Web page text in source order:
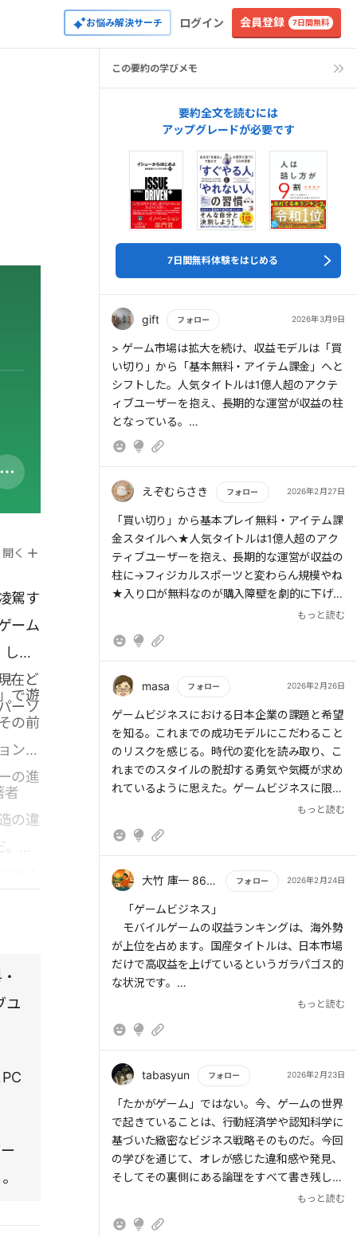
お悩み解決サーチ ログイン 会員登録 7日間無料
開く
駕す
ーム
か
在ど
ーソ
で遊
の前
ン、
の進
者
の違
な
力学
ユ
この要約の学びメモ
要約全文を読むには
アップグレードが必要です
7日間無料体験をはじめる
gift フォロー 2026年3月9日
もっと読む
> ゲーム市場は拡大を続け、収益モデルは「買
い切り」から「基本無料・アイテム課金」へと
シフトした。人気タイトルは1億人超のアクテ
ィブユーザーを抱え、長期的な運営が収益の柱
となっている。
えぞむらさき フォロー 2026年2月27日
もっと読む
「買い切り」から基本プレイ無料・アイテム課
金スタイルへ★人気タイトルは1億人超のアク
ティブユーザーを抱え、長期的な運営が収益の
柱に→フィジカルスポーツと変わらん規模やね
★入り口が無料なのが購入障壁を劇的に下げた
→しかし課金勢は１割程度★開発ツールの進化
ーゲーム」が台頭し、メジャータイトルに匹敵
ったの？！）★昔はゲーム大国だったが、現在
は海外製…★国産タイトルは、日本市場だけで
高収益を上げているというガラパゴス的な状況
★「日本のタイトルが世界でヒットしにくい」
背景には、「巨額の開発費をかけられる体力」
のある企業が少ないこと、国内市場だけでも十
分な収益が見込めるため海外展開への意欲が削
がれがちなこと、そして、言語の壁によってか
る★世界で最も稼いだIPランキングの第1位は
日本の『ポケットモンスター』であり、その累
計収益は約13兆5000億円にも上るという。2
位以下にはハローキティやディズニー作品など
が並ぶが、ゲーム発のIPがこれらをおさえてト
ップに君臨している事実は驚異的★他にもセガ
の『ソニック・ザ・ヘッジホッグ』やバンダイ
ナムコの『パックマン』など、日本発のゲーム
ルなど多方面で収益を生み出している。ゲーム
単体のシェア争いでは海外勢に押され気味であ
っても、キャラクターというIPの強さが、日本
を「ゲーム大国」として世界に印象づけている
要因のひとつ★
もっと読む
masa フォロー 2026年2月26日
もっと読む
ゲームビジネスにおける日本企業の課題と希望
を知る。これまでの成功モデルにこだわること
のリスクを感じる。時代の変化を読み取り、こ
れまでのスタイルの脱却する勇気や気概が求め
れているように思えた。ゲームビジネスに限ら
ず、AIの普及などにより、時代の変化、社会の
は、過去へのこだわりがリスクとなることを意
もっと読む
大竹 庫一 860×Kura フォロー 2026年2月24日
もっと読む
「ゲームビジネス」
モバイルゲームの収益ランキングは、海外勢
が上位を占めます。国産タイトルは、日本市場
だけで高収益を上げているというガラパゴス的
な状況です。
ルは「買い切り」から「基本無料・アイテム課
人超のアクティブユーザーを抱えています。長
さあ、全力で目の前にいる人の「今ここ」を
一所懸命に応援していきましょう。
もっと読む
tabasyun フォロー 2026年2月23日
もっと読む
「たかがゲーム」ではない。今、ゲームの世界
で起きていることは、行動経済学や認知科学に
基づいた緻密なビジネス戦略そのものだ。今回
の学びを通じて、オレが感じた違和感や発見、
そしてその裏側にある論理をすべて書き残して
1. 非課金ユーザーこそが「インフラ」である
もっと読む